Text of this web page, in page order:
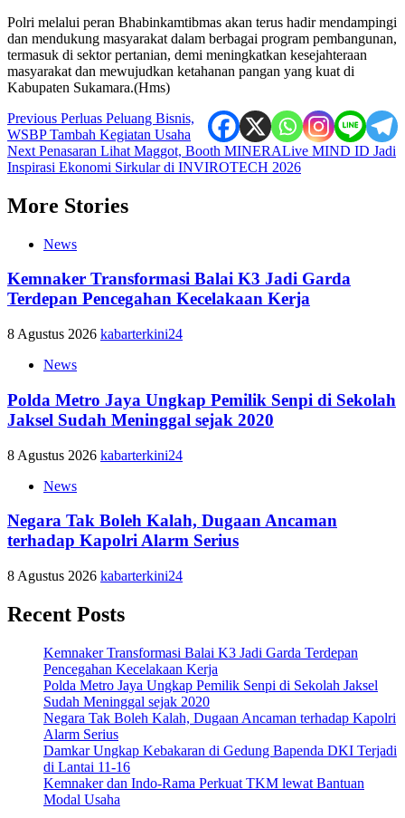
Polri melalui peran Bhabinkamtibmas akan terus hadir mendampingi
dan mendukung masyarakat dalam berbagai program pembangunan,
termasuk di sektor pertanian, demi meningkatkan kesejahteraan
masyarakat dan mewujudkan ketahanan pangan yang kuat di
Kabupaten Sukamara.(Hms)
Post
navigation
Previous Perluas Peluang Bisnis,
WSBP Tambah Kegiatan Usaha
Next Penasaran Lihat Maggot, Booth MINERALive MIND ID Jadi
Inspirasi Ekonomi Sirkular di INVIROTECH 2026
More Stories
News
Kemnaker Transformasi Balai K3 Jadi Garda
Terdepan Pencegahan Kecelakaan Kerja
8 Agustus 2026 kabarterkini24
News
Polda Metro Jaya Ungkap Pemilik Senpi di Sekolah
Jaksel Sudah Meninggal sejak 2020
8 Agustus 2026 kabarterkini24
News
Negara Tak Boleh Kalah, Dugaan Ancaman
terhadap Kapolri Alarm Serius
8 Agustus 2026 kabarterkini24
Recent Posts
Kemnaker Transformasi Balai K3 Jadi Garda Terdepan
Pencegahan Kecelakaan Kerja
Polda Metro Jaya Ungkap Pemilik Senpi di Sekolah Jaksel
Sudah Meninggal sejak 2020
Negara Tak Boleh Kalah, Dugaan Ancaman terhadap Kapolri
Alarm Serius
Damkar Ungkap Kebakaran di Gedung Bapenda DKI Terjadi
di Lantai 11-16
Kemnaker dan Indo-Rama Perkuat TKM lewat Bantuan
Modal Usaha